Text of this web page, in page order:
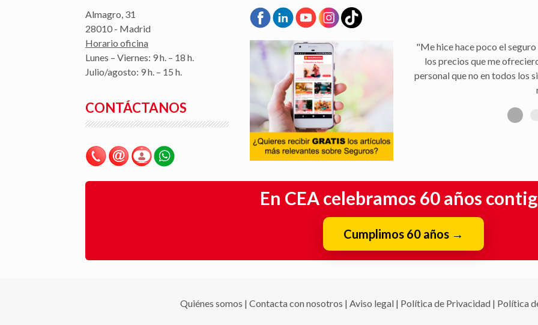
Almagro, 31
28010 - Madrid
Horario oficina
Lunes – Viernes: 9 h. – 18 h.
Julio/agosto: 9 h. – 15 h.
CONTÁCTANOS
"Facilidad para la
aseguradora, y rapidez en
En CEA celebramos 60 años
Cumplimos 60 años →
Quiénes somos | Contacta con nosotros | Aviso legal | Política de Privacidad | Política